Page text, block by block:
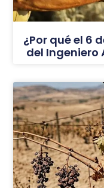
¿Por qué el 6
del Ingeniero